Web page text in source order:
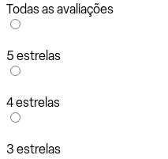
Todas as avaliações
5 estrelas
4 estrelas
3 estrelas